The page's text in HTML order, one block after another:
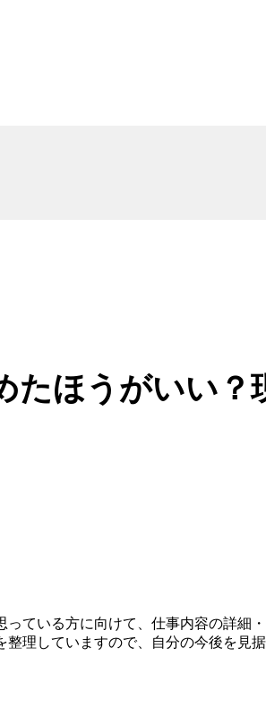
たほうがいい？
ている方に向けて、仕事内容の詳細
理していますので、自分の今後を見